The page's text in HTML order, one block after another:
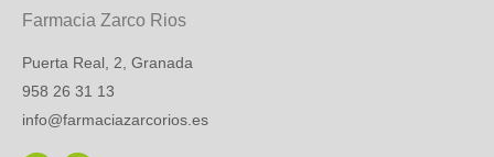
Farmacia Zarco Rios
Puerta Real, 2, Granada
958 26 31 13
info@farmaciazarcorios.es